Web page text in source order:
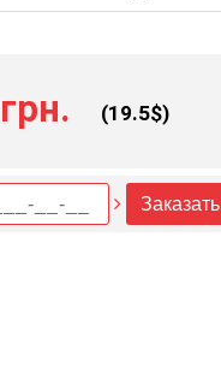
(19.5$)